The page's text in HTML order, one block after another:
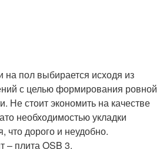
на пол выбирается исходя из
с целью формирования ровной
Не стоит экономить на качестве
необходимостью укладки
что дорого и неудобно.
– плита OSB 3.